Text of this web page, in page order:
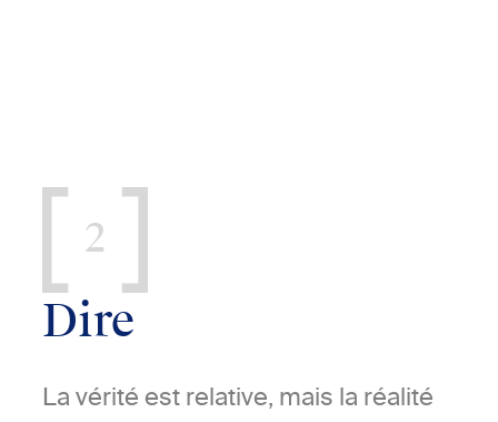
2
Dire
La vérité est relative, mais la réalité